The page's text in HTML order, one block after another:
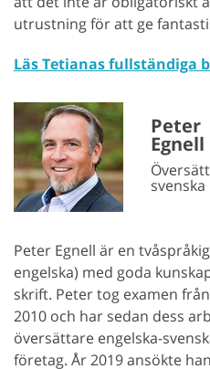
utrustning för att ge
Läs Tetianas fullständiga
Peter
Egnell
svenska
Peter Egnell är en
engelska) med goda
skrift. Peter tog examen
2010 och har sedan dess
översättare engelska-
företag. År 2019 ansökte